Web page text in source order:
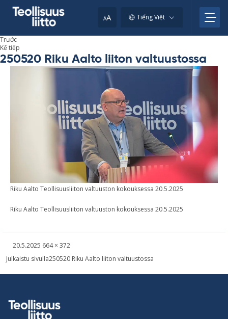
AA Tiếng Việt
Trước
Kế tiếp
250520 Riku Aalto liiton valtuustossa
Riku Aalto Teol­li­suus­lii­ton val­tuus­ton ko­kouk­sessa 20.5.2025
Riku Aalto Teollisuusliiton valtuuston kokouksessa 20.5.2025
Kirjoitettu
20.5.2025 Täysikokoinen
664 × 372
Post
Julkaistu sivulla250520 Riku Aalto liiton valtuustossa